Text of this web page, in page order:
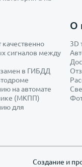
сигналов между
в ГИБДД
на автомате
(МКПП)
для
О
3D
Создание и